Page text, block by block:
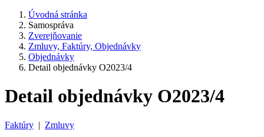
Úvodná stránka
Samospráva
Zverejňovanie
Zmluvy, Faktúry, Objednávky
Objednávky
Detail objednávky O2023/4
Detail objednávky O2023/4
Faktúry | Zmluvy